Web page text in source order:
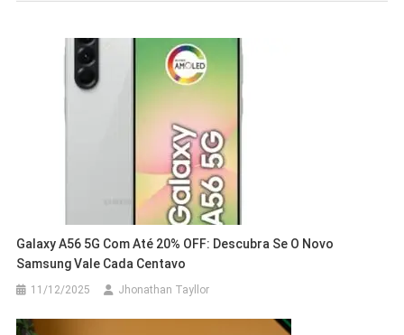
Galaxy A56 5G Com Até 20% OFF: Descubra Se O Novo
Samsung Vale Cada Centavo
11/12/2025 Jhonathan Tayllor